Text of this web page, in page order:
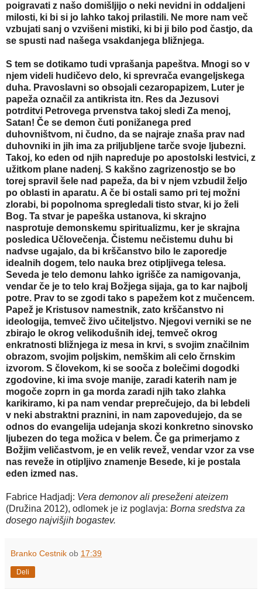
poigravati z našo domišljijo o neki nevidni in oddaljeni
milosti, ki bi si jo lahko takoj prilastili. Ne more nam več
vzbujati sanj o vzvišeni mistiki, ki bi ji bilo pod častjo, da
se spusti nad našega vsakdanjega bližnjega.
S tem se dotikamo tudi vprašanja papeštva. Mnogi so v
njem videli hudičevo delo, ki sprevrača evangeljskega
duha. Pravoslavni so obsojali cezaropapizem, Luter je
papeža označil za antikrista itn. Res da Jezusovi
potrditvi Petrovega prvenstva takoj sledi Za menoj,
Satan! Če se demon čuti ponižanega pred
duhovništvom, ni čudno, da se najraje znaša prav nad
duhovniki in jih ima za priljubljene tarče svoje ljubezni.
Takoj, ko eden od njih napreduje po apostolski lestvici, z
užitkom plane nadenj. S kakšno zagrizenostjo se bo
torej spravil šele nad papeža, da bi v njem vzbudil željo
po oblasti in aparatu. A če bi ostali samo pri tej možni
zlorabi, bi popolnoma spregledali tisto stvar, ki jo želi
Bog. Ta stvar je papeška ustanova, ki skrajno
nasprotuje demonskemu spiritualizmu, ker je skrajna
posledica Učlovečenja. Čistemu nečistemu duhu bi
nadvse ugajalo, da bi krščanstvo bilo le zaporedje
idealnih dogem, telo nauka brez otipljivega telesa.
Seveda je telo demonu lahko igrišče za namigovanja,
vendar če je to telo kraj Božjega sijaja, ga to kar najbolj
potre. Prav to se zgodi tako s papežem kot z mučencem.
Papež je Kristusov namestnik, zato krščanstvo ni
ideologija, temveč živo učiteljstvo. Njegovi verniki se ne
zbirajo le okrog velikodušnih idej, temveč okrog
enkratnosti bližnjega iz mesa in krvi, s svojim značilnim
obrazom, svojim poljskim, nemškim ali celo črnskim
izvorom. S človekom, ki se sooča z bolečimi dogodki
zgodovine, ki ima svoje manije, zaradi katerih nam je
mogoče zoprn in ga morda zaradi njih tako zlahka
karikiramo, ki pa nam vendar preprečujejo, da bi lebdeli
v neki abstraktni praznini, in nam zapovedujejo, da se
odnos do evangelija udejanja skozi konkretno sinovsko
ljubezen do tega možica v belem. Če ga primerjamo z
Božjim veličastvom, je en velik revež, vendar vzor za vse
nas reveže in otipljivo znamenje Besede, ki je postala
eden izmed nas.
Fabrice Hadjadj: Vera demonov ali preseženi ateizem
(Družina 2012), odlomek je iz poglavja: Borna sredstva za
dosego najvišjih bogastev.
Branko Cestnik ob 17:39
Deli